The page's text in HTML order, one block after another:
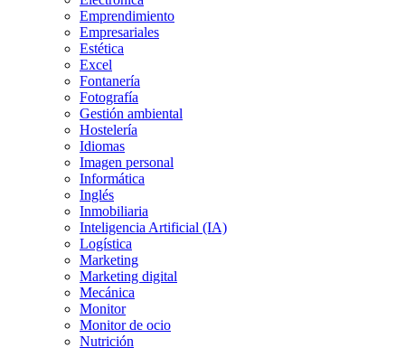
Emprendimiento
Empresariales
Estética
Excel
Fontanería
Fotografía
Gestión ambiental
Hostelería
Idiomas
Imagen personal
Informática
Inglés
Inmobiliaria
Inteligencia Artificial (IA)
Logística
Marketing
Marketing digital
Mecánica
Monitor
Monitor de ocio
Nutrición